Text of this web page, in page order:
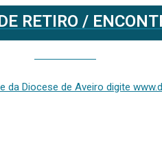
RETIRO /
da Diocese de Aveiro digite